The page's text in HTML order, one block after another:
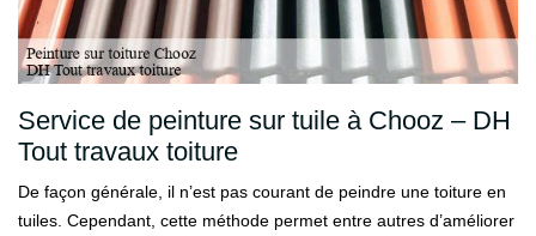
Service de peinture sur tuile à Chooz – DH
Tout travaux toiture
De façon générale, il n’est pas courant de peindre une toiture en
tuiles. Cependant, cette méthode permet entre autres d’améliorer